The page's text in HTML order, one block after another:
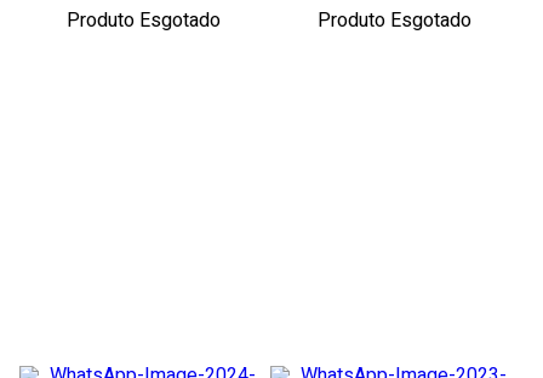
Produto Esgotado Produto Esgotado